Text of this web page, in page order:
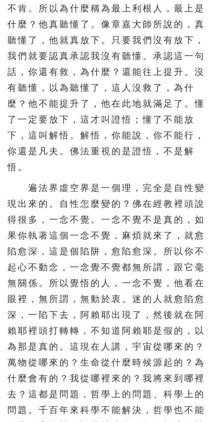
281 282 283 284 285
291 292 293 294 295
296 297 298 299 300
301 302 303 304 305
306 307 308 309 310
316 317 318 319 320
326 327 328 329 330
331 332 333 334 335
336 337 338 339 340
341 342 343 344 345
351 352 353 354 355
356 357 358 359 360
361 362 363 364 365
366 367 368 369 370
371 372 373 374 375
381 382 383 384 385
386 387 388 389 390
不肯。所以為什麼稱為最上利根人，最上是
什麼？他真聽懂了。像章嘉大師所說的，真
聽懂了，他就真放下。只要我們沒有放下，
我們就要認真承認我沒有聽懂。承認這一句
話，你還有救，為什麼？還能往上提升。沒
有聽懂，以為聽懂了，這人沒救了，為什
麼？他不能提升了，他在此地就滿足了。懂
了一定要放下，這才叫證悟；懂了不能放
下，這叫解悟。解悟，你能說，你不能行，
你還是凡夫。佛法重視的是證悟，不是解
悟。
遍法界虛空界是一個理，完全是自性變
現出來的。自性怎麼變的？佛在經教裡頭說
得很多，一念不覺。一念不覺不是真的，如
果你執著這個一念不覺，麻煩就來了，就愈
陷愈深，這是個陷阱，愈陷愈深。所以你不
起心不動念，一念覺不覺都無所謂，跟它毫
無關係。所以覺悟的人，一念不覺，他看在
眼裡，無所謂，無動於衷。迷的人就愈陷愈
深，一陷下去，阿賴耶出現了，然後就在阿
賴耶裡頭打轉轉，不知道阿賴耶是假的，以
為那是真的。這現在人講，宇宙從哪來的？
萬物從哪來的？生命從什麼時候源起的？為
什麼會有的？我從哪裡來的？我將來到哪裡
去？這都是問題，哲學上的問題、科學上的
問題。千百年來科學不能解決，哲學也不能